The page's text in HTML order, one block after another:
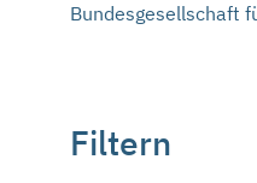
Bundesgesellschaft
Filtern